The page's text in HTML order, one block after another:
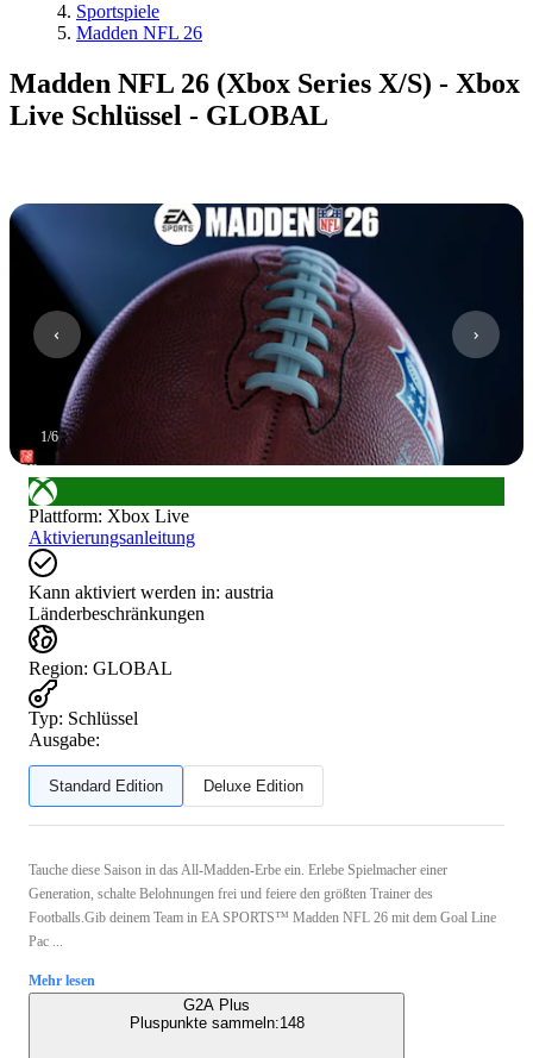
Sportspiele
Madden NFL 26
Madden NFL 26 (Xbox Series X/S) - Xbox
Live Schlüssel - GLOBAL
1/6
Plattform: Xbox Live
Aktivierungsanleitung
Kann aktiviert werden in: austria
Länderbeschränkungen
Region: GLOBAL
Typ: Schlüssel
Ausgabe:
Standard Edition Deluxe Edition
Tauche diese Saison in das All-Madden-Erbe ein. Erlebe Spielmacher einer
Generation, schalte Belohnungen frei und feiere den größten Trainer des
Footballs.Gib deinem Team in EA SPORTS™ Madden NFL 26 mit dem Goal Line
Pac ...
Mehr lesen
G2A Plus
Pluspunkte sammeln:148